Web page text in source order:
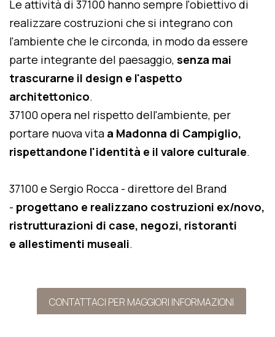
Le attività di 37100 hanno sempre l'obiettivo di
realizzare costruzioni che si integrano con
l'ambiente che le circonda, in modo da essere
parte integrante del paesaggio, senza mai
trascurarne il design e l'aspetto
architettonico.
37100 opera nel rispetto dell'ambiente, per
portare nuova vita a Madonna di Campiglio,
rispettandone l'identità e il valore culturale.
37100 e Sergio Rocca - direttore del Brand
- progettano e realizzano costruzioni ex/novo,
ristrutturazioni di case, negozi, ristoranti
e allestimenti museali.
CONTATTACI PER MAGGIORI INFORMAZIONI